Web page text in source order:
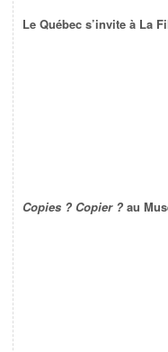
Le Québec s’invite à La
Copies ? Copier ? au